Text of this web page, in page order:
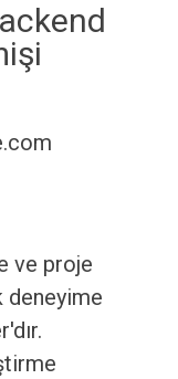
ve proje
deneyime